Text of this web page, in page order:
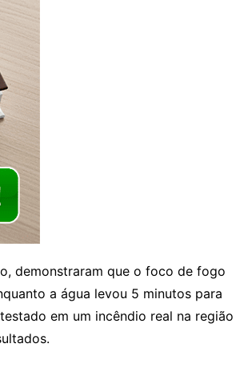
demonstraram que o foco de fogo
a água levou 5 minutos para
em um incêndio real na região